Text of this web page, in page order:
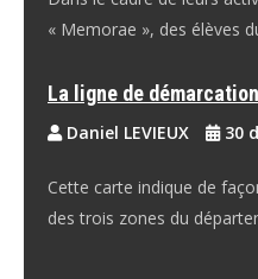
« Memorae », des élèves
La ligne de
Daniel LEVIEUX 30
Cette carte indique de
des trois zones du